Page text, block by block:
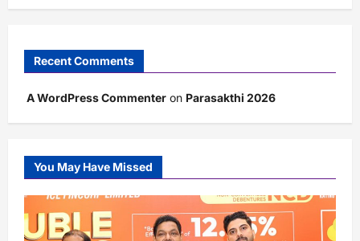
Recent Comments
A WordPress Commenter on Parasakthi 2026
You May Have Missed